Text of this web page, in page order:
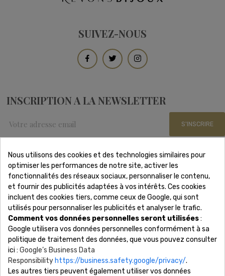
SUIVEZ-NOUS
INSCRIPTION A LA NEWSLETTER
S'INSCRIRE
Nous Contacter
Adresse: 15 rue Scribe 75009 Paris
Téléphone: 01 88 61 53 85
Lundi - Samedi 8h-19h
Email: contact@revonsbijoux.com
Nous utilisons des cookies et des technologies similaires pour
optimiser les performances de notre site, activer les
fonctionnalités des réseaux sociaux, personnaliser le contenu,
et fournir des publicités adaptées à vos intérêts. Ces cookies
incluent des cookies tiers, comme ceux de Google, qui sont
utilisés pour personnaliser les publicités et analyser le trafic.
Comment vos données personnelles seront utilisées:
Google utilisera vos données personnelles conformément à sa
politique de traitement des données, que vous pouvez consulter
ici : Google’s Business Data
Responsibilityhttps://business.safety.google/privacy/.
Les autres tiers peuvent également utiliser vos données